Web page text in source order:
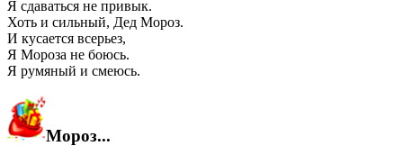
Я сдаваться не привык.
Хоть и сильный, Дед Мороз.
И кусается всерьез,
Я Мороза не боюсь.
Я румяный и смеюсь.
Мороз...